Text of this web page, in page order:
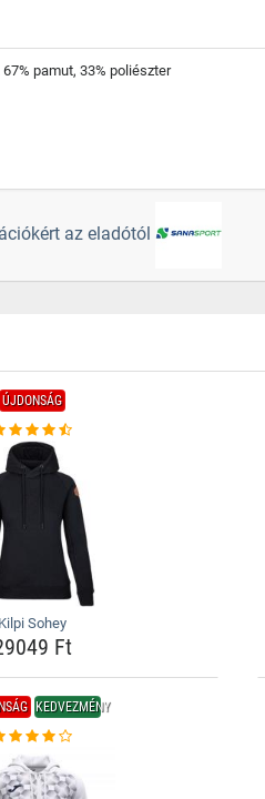
pamut, 33% poliészter
az eladótól
ÚJDONSÁG
Kilpi Sohey
Ft
KEDVEZMÉNY